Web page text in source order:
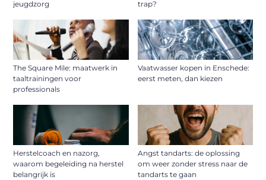
jeugdzorg trap?
The Square Mile: maatwerk in
taaltrainingen voor
professionals
Vaatwasser kopen in Enschede:
eerst meten, dan kiezen
Herstelcoach en nazorg,
waarom begeleiding na herstel
belangrijk is
Angst tandarts: de oplossing
om weer zonder stress naar de
tandarts te gaan